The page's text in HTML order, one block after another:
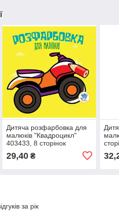
Дитяча розфарбовка для
малюків "Квадроцикл"
403433, 8 сторінок
29,40₴
за рік